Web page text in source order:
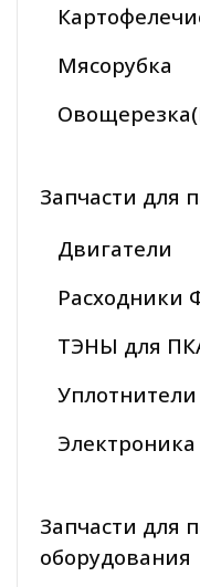
Мясорубка
Запчасти для
Двигатели
Расходники
ТЭНЫ для
Электроника
Запчасти для
оборудования